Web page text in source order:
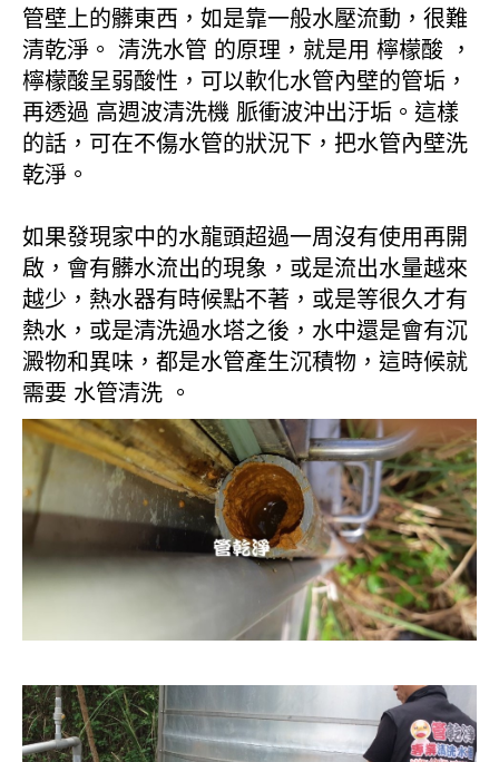
管壁上的髒東西，如是靠一般水壓流動，很難
清乾淨。 清洗水管 的原理，就是用 檸檬酸 ，
檸檬酸呈弱酸性，可以軟化水管內壁的管垢，
再透過 高週波清洗機 脈衝波沖出汙垢。這樣
的話，可在不傷水管的狀況下，把水管內壁洗
乾淨。
如果發現家中的水龍頭超過一周沒有使用再開
啟，會有髒水流出的現象，或是流出水量越來
越少，熱水器有時候點不著，或是等很久才有
熱水，或是清洗過水塔之後，水中還是會有沉
澱物和異味，都是水管產生沉積物，這時候就
需要 水管清洗 。